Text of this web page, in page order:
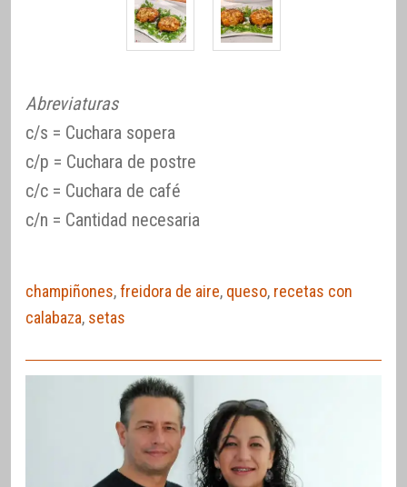
Abreviaturas
c/s = Cuchara sopera
c/p = Cuchara de postre
c/c = Cuchara de café
c/n = Cantidad necesaria
champiñones,freidora de aire, queso, recetas con
calabaza, setas